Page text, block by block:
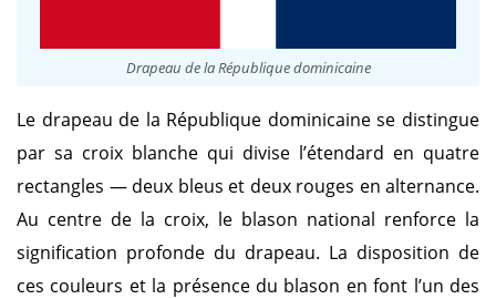
Drapeau de la République dominicaine
Le drapeau de la République dominicaine se distingue
par sa croix blanche qui divise l’étendard en quatre
rectangles — deux bleus et deux rouges en alternance.
Au centre de la croix, le blason national renforce la
signification profonde du drapeau. La disposition de
ces couleurs et la présence du blason en font l’un des